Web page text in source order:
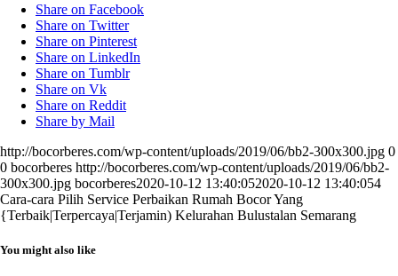
Share on Facebook
Share on Twitter
Share on Pinterest
Share on LinkedIn
Share on Tumblr
Share on Vk
Share on Reddit
Share by Mail
http://bocorberes.com/wp-content/uploads/2019/06/bb2-300x300.jpg 0
0 bocorberes http://bocorberes.com/wp-content/uploads/2019/06/bb2-
300x300.jpg bocorberes2020-10-12 13:40:052020-10-12 13:40:054
Cara-cara Pilih Service Perbaikan Rumah Bocor Yang
{Terbaik|Terpercaya|Terjamin) Kelurahan Bulustalan Semarang
You might also like